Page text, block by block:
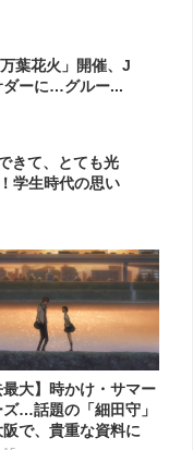
葉花火」開催、J
ダーに…グルー...
きて、とても光
学生時代の思い
最大】時かけ・サマー
ズ…話題の「細田守」
阪で、貴重な資料に